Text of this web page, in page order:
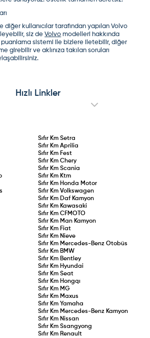
diğer kullanıcılar tarafından yapılanVolvo
siz deVolvo modelleri hakkında
sistemi ile bizlere iletebilir, diğer
girebilir ve aklınıza takılan soruları
Hızlı Linkler
Sıfır Km Setra
Sıfır Km Aprilia
Sıfır Km Fest
Sıfır Km Chery
Sıfır Km Scania
Sıfır Km Ktm
Sıfır Km Honda Motor
Sıfır Km Volkswagen
Sıfır Km Daf Kamyon
Sıfır Km Kawasaki
Sıfır Km CFMOTO
Sıfır Km Man Kamyon
Sıfır Km Fiat
Sıfır Km Nieve
Sıfır Km Mercedes-Benz Otobüs
Sıfır Km BMW
Sıfır Km Bentley
Sıfır Km Hyundai
Sıfır Km Seat
Sıfır Km Hongqı
Sıfır Km MG
Sıfır Km Maxus
Sıfır Km Yamaha
Sıfır Km Mercedes-Benz Kamyon
Sıfır Km Nissan
Sıfır Km Ssangyong
Sıfır Km Renault